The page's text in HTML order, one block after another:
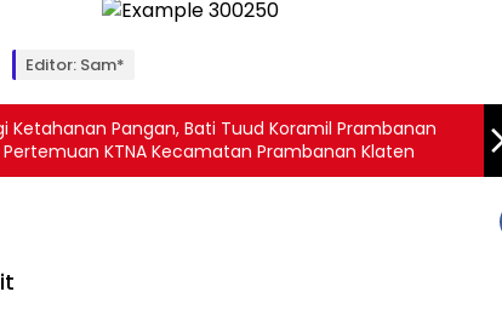
Editor: Sam*
Ketahanan Pangan, Bati Tuud Koramil Prambanan
Pertemuan KTNA Kecamatan Prambanan Klaten